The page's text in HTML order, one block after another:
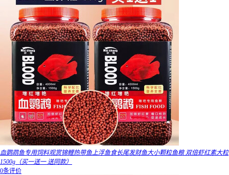
血鹦鹉鱼专用饲料观赏锦鲤热带鱼上浮鱼食长尾发财鱼大小颗粒鱼粮 双倍虾红素大粒
1500g（买一送一 送同款）
0条评价